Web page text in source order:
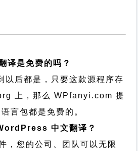
译是免费的吗？
以后都是，只要这款源程序存
上，那么 WPfanyi.com 提
言包都是免费的。
中文翻译？
，您的公司、团队可以无限